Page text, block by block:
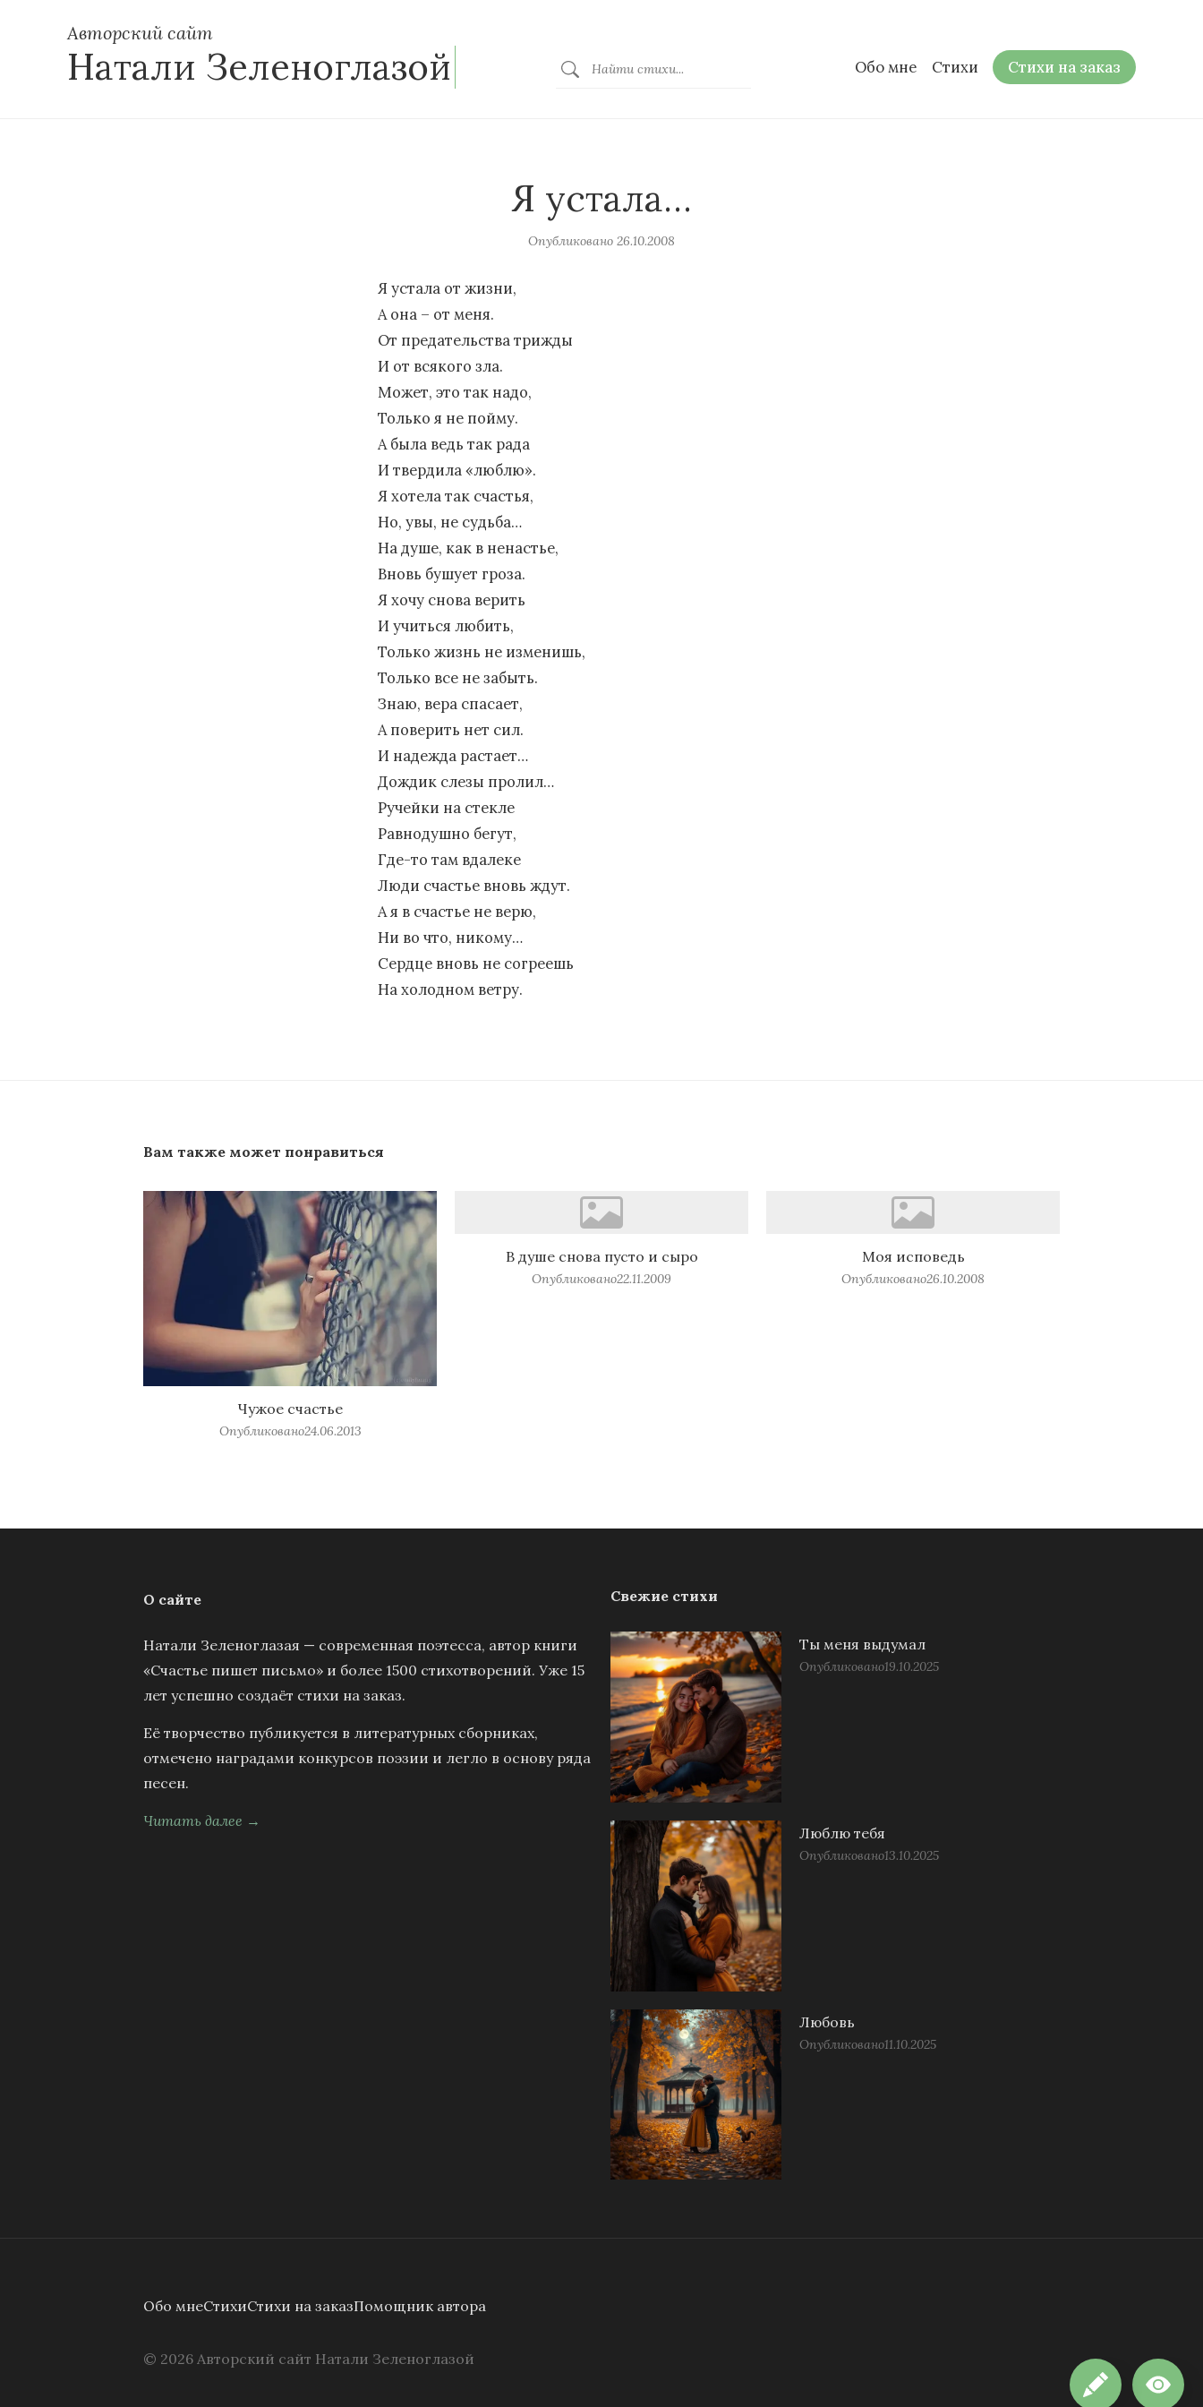
Авторский сайт
Натали Зеленоглазой Обо мне Стихи Стихи на заказ
Я устала…
Опубликовано 26.10.2008
Я устала от жизни,
А она – от меня.
От предательства трижды
И от всякого зла.
Может, это так надо,
Только я не пойму.
А была ведь так рада
И твердила «люблю».
Я хотела так счастья,
Но, увы, не судьба…
На душе, как в ненастье,
Вновь бушует гроза.
Я хочу снова верить
И учиться любить,
Только жизнь не изменишь,
Только все не забыть.
Знаю, вера спасает,
А поверить нет сил.
И надежда растает…
Дождик слезы пролил…
Ручейки на стекле
Равнодушно бегут,
Где-то там вдалеке
Люди счастье вновь ждут.
А я в счастье не верю,
Ни во что, никому…
Сердце вновь не согреешь
На холодном ветру.
Вам также может понравиться
Чужое счастье
Опубликовано24.06.2013
В душе снова пусто и сыро
Опубликовано22.11.2009
Моя исповедь
Опубликовано26.10.2008
О сайте
Натали Зеленоглазая — современная поэтесса, автор книги
«Счастье пишет письмо» и более 1500 стихотворений. Уже 15
лет успешно создаёт стихи на заказ.
Её творчество публикуется в литературных сборниках,
отмечено наградами конкурсов поэзии и легло в основу ряда
песен.
Читать далее →
Свежие стихи
Ты меня выдумал
Опубликовано19.10.2025
Люблю тебя
Опубликовано13.10.2025
Любовь
Опубликовано11.10.2025
Обо мнеСтихиСтихи на заказПомощник автора
© 2026 Авторский сайт Натали Зеленоглазой